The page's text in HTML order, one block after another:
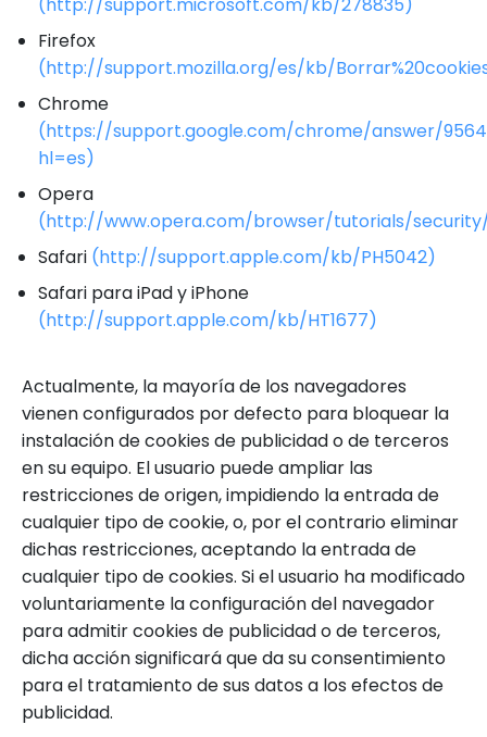
Firefox
(http://support.mozilla.org/es/kb/
Chrome
(https://support.google.com/chrome/answer/
hl=es)
Opera
(http://www.opera.com/browser/tutorials/
Safari (http://support.apple.com/kb/PH5042)
Safari para iPad y iPhone
(http://support.apple.com/kb/HT1677)
Actualmente, la mayoría de los navegadores
vienen configurados por defecto para bloquear la
instalación de cookies de publicidad o de terceros
en su equipo. El usuario puede ampliar las
restricciones de origen, impidiendo la entrada de
cualquier tipo de cookie, o, por el contrario eliminar
dichas restricciones, aceptando la entrada de
cualquier tipo de cookies. Si el usuario ha modificado
voluntariamente la configuración del navegador
para admitir cookies de publicidad o de terceros,
dicha acción significará que da su consentimiento
para el tratamiento de sus datos a los efectos de
publicidad.